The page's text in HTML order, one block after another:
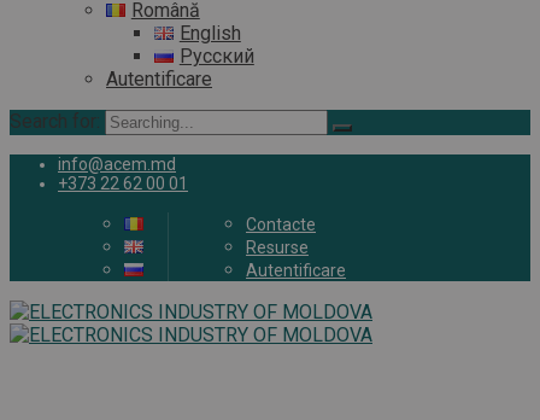
Română
English
Русский
Autentificare
Search for:
info@acem.md
+373 22 62 00 01
Contacte
Resurse
Autentificare